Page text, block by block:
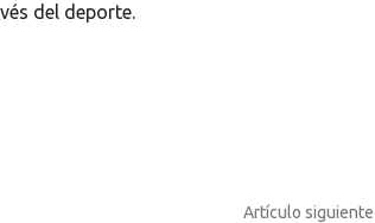
del deporte.
Artículo siguiente